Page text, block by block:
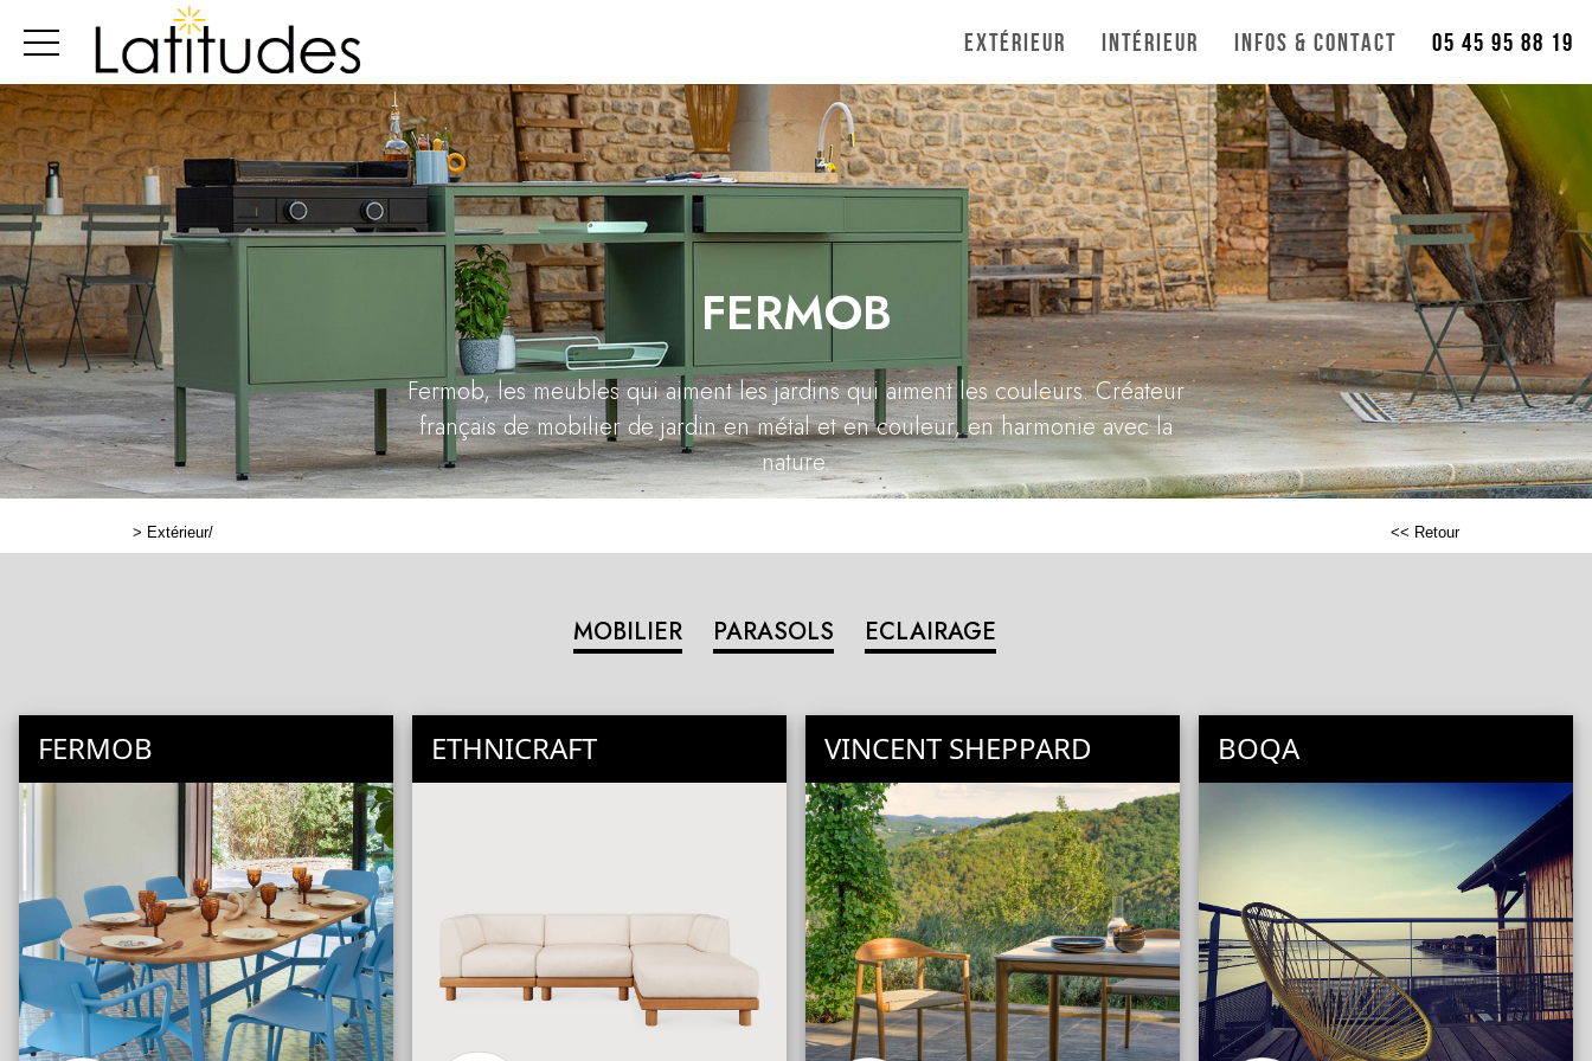
Extérieur Intérieur Infos & Contact 05 45 95 88 19
FERMOB
Fermob, les meubles qui aiment les jardins qui aiment les couleurs. Créateur
français de mobilier de jardin en métal et en couleur, en harmonie avec la
nature.
> Extérieur/ << Retour
MOBILIER PARASOLS ECLAIRAGE
FERMOB ETHNICRAFT VINCENT SHEPPARD BOQA